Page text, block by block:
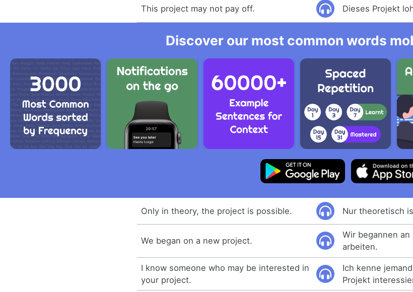
This project may not pay off. Dieses Projekt
Discover our most common words
Only in theory, the project is possible. Nur theoretisch
We began on a new project.
Wir begannen
arbeiten.
I know someone who may be interested in
your project.
Ich kenne
Projekt